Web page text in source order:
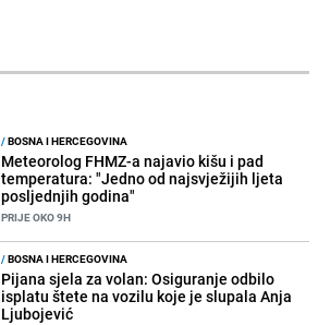
/BOSNA I HERCEGOVINA
Meteorolog FHMZ-a najavio kišu i pad
temperatura: "Jedno od najsvježijih ljeta
posljednjih godina"
PRIJE OKO 9H
/BOSNA I HERCEGOVINA
Pijana sjela za volan: Osiguranje odbilo
isplatu štete na vozilu koje je slupala Anja
Ljubojević